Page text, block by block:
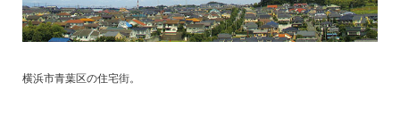
横浜市青葉区の住宅街。